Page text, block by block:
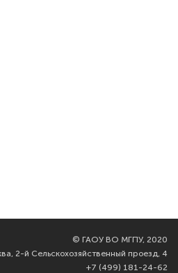
© ГАОУ ВО МГПУ, 2020
2-й Сельскохозяйственный проезд, 4
+7 (499) 181-24-62